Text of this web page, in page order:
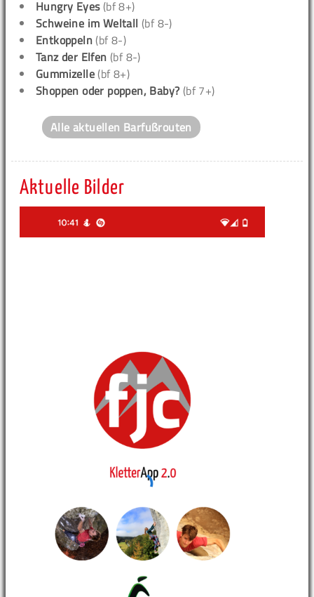
Hungry Eyes(bf 8+)
Schweine im Weltall (bf 8-)
Entkoppeln (bf 8-)
Tanz der Elfen (bf 8-)
Gummizelle (bf 8+)
Shoppen oder poppen, Baby? (bf 7+)
Alle aktuellen Barfußrouten
Aktuelle Bilder